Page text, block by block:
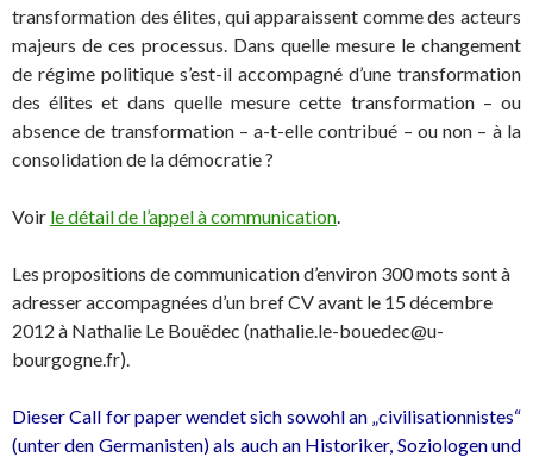
transformation des élites, qui apparaissent comme des acteurs
majeurs de ces processus. Dans quelle mesure le changement
de régime politique s’est-il accompagné d’une transformation
des élites et dans quelle mesure cette transformation – ou
absence de transformation – a-t-elle contribué – ou non – à la
consolidation de la démocratie ?
Voir le détail de l’appel à communication.
Les propositions de communication d’environ 300 mots sont à
adresser accompagnées d’un bref CV avant le 15 décembre
2012 à Nathalie Le Bouëdec (nathalie.le-bouedec@u-
bourgogne.fr).
Dieser Call for paper wendet sich sowohl an „civilisationnistes“
(unter den Germanisten) als auch an Historiker, Soziologen und